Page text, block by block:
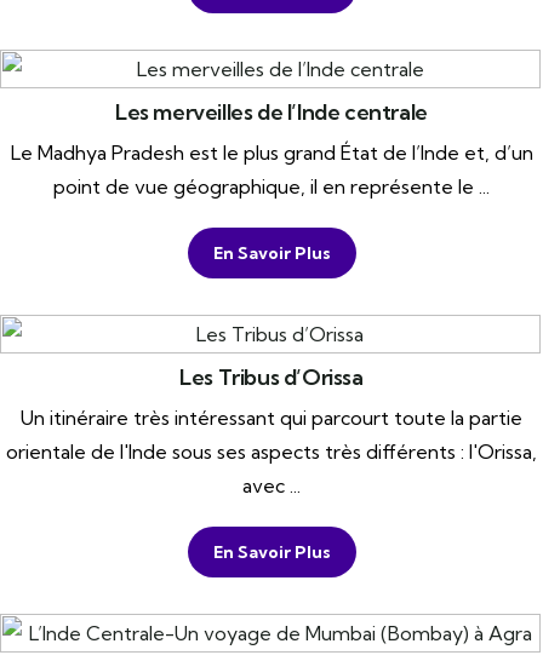
Les merveilles de l’Inde centrale
Le Madhya Pradesh est le plus grand État de l’Inde et, d’un
point de vue géographique, il en représente le ...
En Savoir Plus
Les Tribus d’Orissa
Un itinéraire très intéressant qui parcourt toute la partie
orientale de l'Inde sous ses aspects très différents : l'Orissa,
avec ...
En Savoir Plus